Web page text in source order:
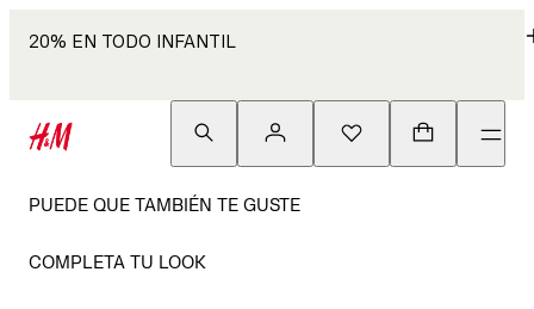
20% EN TODO INFANTIL
PUEDE QUE TAMBIÉN TE GUSTE
COMPLETA TU LOOK